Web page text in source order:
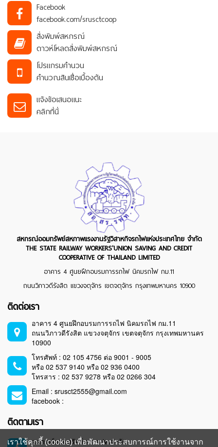
Facebook
facebook.com/srusctcoop
สิ่งพิมพ์สหกรณ์
ดาวห์โหลดสิ่งพิมพ์สหกรณ์
โปรแกรมคำนวน
คำนวณสินเชื่อเบื้องต้น
แจ้งข้อเสนอแนะ
คลิกที่นี่
สหกรณ์ออมทรัพย์สหภาพแรงงานรัฐวิสาหกิจรถไฟแห่งประเทศไทย จำกัด
THE STATE RAILWAY WORKERS'UNION SAVING AND CREDIT
COOPERATIVE OF THAILAND LIMITED
อาคาร 4 ศูนยฝึกอบรมการรถไฟ นิคมรถไฟ กม.11
ถนนวิภาวดีรังสิต แขวงจตุจักร เขตจตุจักร กรุงเทพมหานคร 10900
ติดต่อเรา
อาคาร 4 ศูนยฝึกอบรมการรถไฟ นิคมรถไฟ กม.11
ถนนวิภาวดีรังสิต แขวงจตุจักร เขตจตุจักร กรุงเทพมหานคร
10900
โทรศัพท์ : 02 105 4756 ต่อ 9001 - 9005
หรือ 02 537 9140 หรือ 02 936 0400
โทรสาร : 02 537 9278 หรือ 02 0266 304
Email : srusct2555@gmail.com
facebook :
ติดตามเรา
สหกรณ์ออมทรัพย์ สร.รฟท.จำกัด
เราใช้คุกกี้ (cookie) เพื่อพัฒนาประสบการณ์การใช้งานจาก